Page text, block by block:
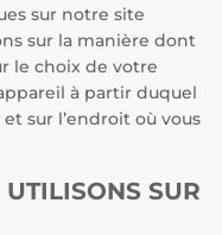
sur notre site
sur la manière dont
le choix de votre
à partir duquel
sur l’endroit où vous
SUR